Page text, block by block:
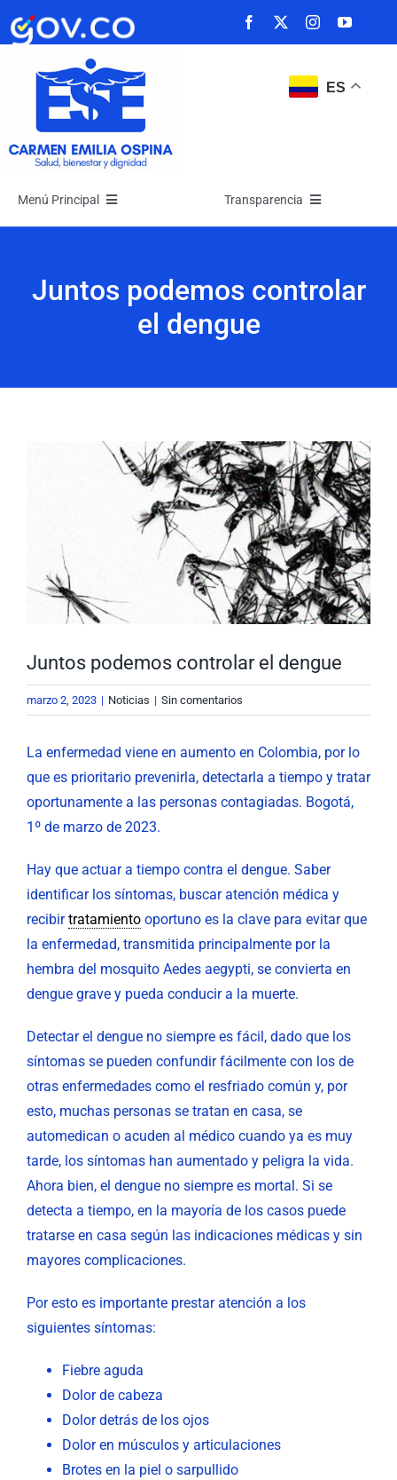
Saltar
ES
Menú Principal
La Empresa
Rendición de Cuentas
Transparencia
Atención y Servicios a la Ciudadanía
Ayudas para Navegar
Juntos podemos controlar
el dengue
Juntos podemos controlar el dengue
marzo 2, 2023 | Noticias | Sin comentarios
La enfermedad viene en aumento en Colombia, por lo
que es prioritario prevenirla, detectarla a tiempo y tratar
oportunamente a las personas contagiadas. Bogotá,
1º de marzo de 2023.
Hay que actuar a tiempo contra el dengue. Saber
identificar los síntomas, buscar atención médica y
recibirtratamiento oportuno es la clave para evitar que
la enfermedad, transmitida principalmente por la
hembra del mosquito Aedes aegypti, se convierta en
dengue grave y pueda conducir a la muerte.
Detectar el dengue no siempre es fácil, dado que los
síntomas se pueden confundir fácilmente con los de
otras enfermedades como el resfriado común y, por
esto, muchas personas se tratan en casa, se
automedican o acuden al médico cuando ya es muy
tarde, los síntomas han aumentado y peligra la vida.
Ahora bien, el dengue no siempre es mortal. Si se
detecta a tiempo, en la mayoría de los casos puede
tratarse en casa según las indicaciones médicas y sin
mayores complicaciones.
Por esto es importante prestar atención a los
siguientes síntomas:
Fiebre aguda
Dolor de cabeza
Dolor detrás de los ojos
Dolor en músculos y articulaciones
Brotes en la piel o sarpullido